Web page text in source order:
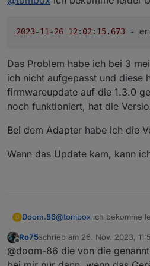
http://
http://
signed_1694588926711.bin
http://
http://
http://
2023-11 -26 12 : 02 : 15.673 -
Das Problem habe ich bei 3
ich nicht aufgepasst und diese
firmwareupdate auf die 1.3.0
noch funktioniert, hat die
Bei dem Adapter habe ich die
Wann das Update kam, kann
D Doom.86@tombox ich bekomme
Das Problem habe ich
Offline
Ro75schrieb am 26. Nov. 2023,
zuletzt editiert von Ro75
@doom-86 die von die